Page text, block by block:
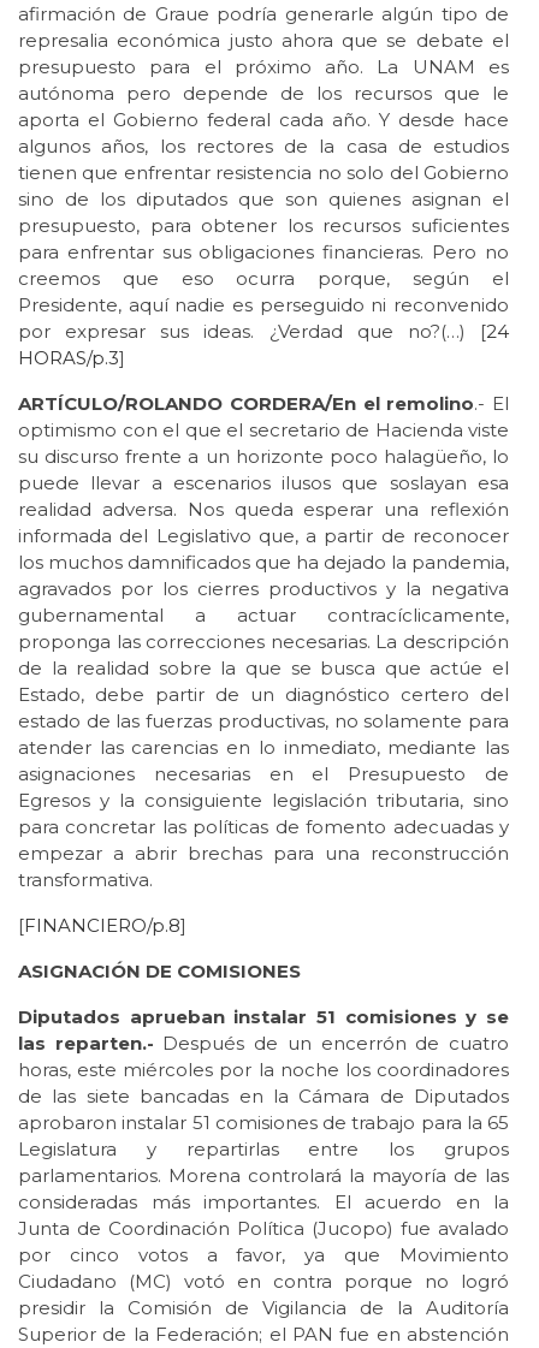
afirmación de Graue podría generarle algún tipo de
represalia económica justo ahora que se debate el
presupuesto para el próximo año. La UNAM es
autónoma pero depende de los recursos que le
aporta el Gobierno federal cada año. Y desde hace
algunos años, los rectores de la casa de estudios
tienen que enfrentar resistencia no solo del Gobierno
sino de los diputados que son quienes asignan el
presupuesto, para obtener los recursos suficientes
para enfrentar sus obligaciones financieras. Pero no
creemos que eso ocurra porque, según el
Presidente, aquí nadie es perseguido ni reconvenido
por expresar sus ideas. ¿Verdad que no?(…) [24
HORAS/p.3]
ARTÍCULO/ROLANDO CORDERA/En el remolino.- El
optimismo con el que el secretario de Hacienda viste
su discurso frente a un horizonte poco halagüeño, lo
puede llevar a escenarios ilusos que soslayan esa
realidad adversa. Nos queda esperar una reflexión
informada del Legislativo que, a partir de reconocer
los muchos damnificados que ha dejado la pandemia,
agravados por los cierres productivos y la negativa
gubernamental a actuar contracíclicamente,
proponga las correcciones necesarias. La descripción
de la realidad sobre la que se busca que actúe el
Estado, debe partir de un diagnóstico certero del
estado de las fuerzas productivas, no solamente para
atender las carencias en lo inmediato, mediante las
asignaciones necesarias en el Presupuesto de
Egresos y la consiguiente legislación tributaria, sino
para concretar las políticas de fomento adecuadas y
empezar a abrir brechas para una reconstrucción
transformativa.
[FINANCIERO/p.8]
ASIGNACIÓN DE COMISIONES
Diputados aprueban instalar 51 comisiones y se
las reparten.- Después de un encerrón de cuatro
horas, este miércoles por la noche los coordinadores
de las siete bancadas en la Cámara de Diputados
aprobaron instalar 51 comisiones de trabajo para la 65
Legislatura y repartirlas entre los grupos
parlamentarios. Morena controlará la mayoría de las
consideradas más importantes. El acuerdo en la
Junta de Coordinación Política (Jucopo) fue avalado
por cinco votos a favor, ya que Movimiento
Ciudadano (MC) votó en contra porque no logró
presidir la Comisión de Vigilancia de la Auditoría
Superior de la Federación; el PAN fue en abstención